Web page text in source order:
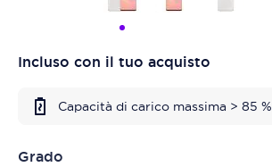
Incluso con il tuo acquisto
Capacità di carico massima > 85 %
Grado